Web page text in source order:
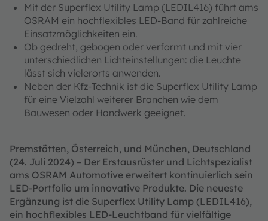
Mit der Superflex Utility Lamp (LEDIL416) führt ams
OSRAM ein hochflexibles LED-Band für zahlreiche
Einsatzmöglichkeiten ein.
Ob gedreht, gebogen oder verformt und mit vier
unterschiedlichen Lichteinstellungen: die Leuchte
lässt sich vielerorts anwenden.
Neben der Kfz-Technik ist die Superflex Utility Lamp
für eine Vielzahl weiterer Branchen wie dem
Bauwesen oder Handwerk geeignet.
Premstätten, Österreich, und München, Deutschland
(24. Juli 2024) – Der Erstausrüster und Lichtspezialist
ams OSRAM Automotive erweitert kontinuierlich sein
LED-Portfolio um innovative Produkte. Die neueste
Ergänzung ist die Superflex Utility Lamp (LEDIL416),
ein hochflexibles LED-Leuchtband für vielfältige